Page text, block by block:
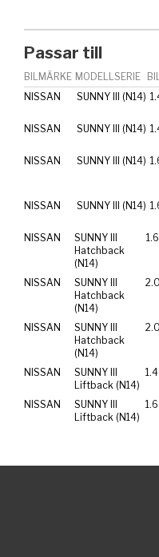
Passar till
BILMÄRKE MODELLSERIE
NISSAN
SUNNY III (N14)
NISSAN SUNNY III (N14)
NISSAN SUNNY III (N14)
NISSAN SUNNY III (N14)
NISSAN
SUNNY III
Hatchback
(N14)
NISSAN
SUNNY III
Hatchback
(N14)
NISSAN
SUNNY III
Hatchback
(N14)
NISSAN
SUNNY III
Liftback (N14)
NISSAN
SUNNY III
Liftback (N14)